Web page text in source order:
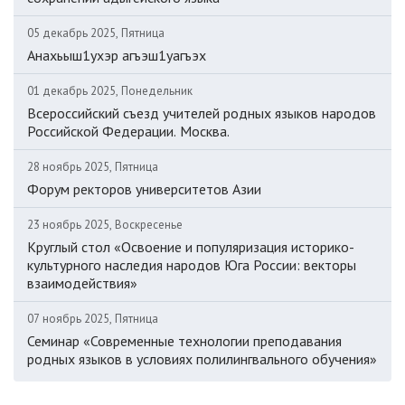
05 декабрь 2025, Пятница
Анахьыш1ухэр агъэш1уагъэх
01 декабрь 2025, Понедельник
Всероссийский съезд учителей родных языков народов
Российской Федерации. Москва.
28 ноябрь 2025, Пятница
Форум ректоров университетов Азии
23 ноябрь 2025, Воскресенье
Круглый стол «Освоение и популяризация историко-
культурного наследия народов Юга России: векторы
взаимодействия»
07 ноябрь 2025, Пятница
Семинар «Современные технологии преподавания
родных языков в условиях полилингвального обучения»